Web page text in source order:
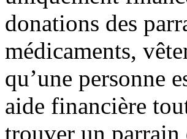
donations des
médicaments,
qu’une personne
aide financière
trouver un parrain